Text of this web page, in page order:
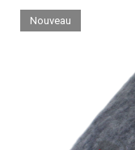
Nouveau